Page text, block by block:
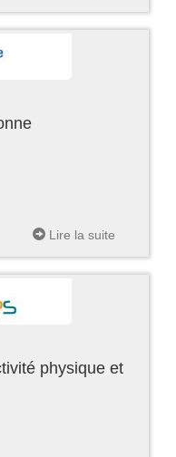
Lire la suite
physique et